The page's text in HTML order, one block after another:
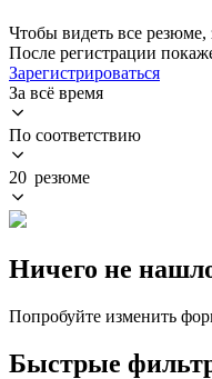
Чтобы видеть все резюме,
После регистрации
Зарегистрироваться
За всё время
По соответствию
20 резюме
Ничего не
Попробуйте изменить
Быстрые